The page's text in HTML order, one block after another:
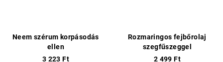
Neem szérum korpásodás
ellen
3 223 Ft
Rozmaringos fejbőrolaj
szegfűszeggel
2 499 Ft